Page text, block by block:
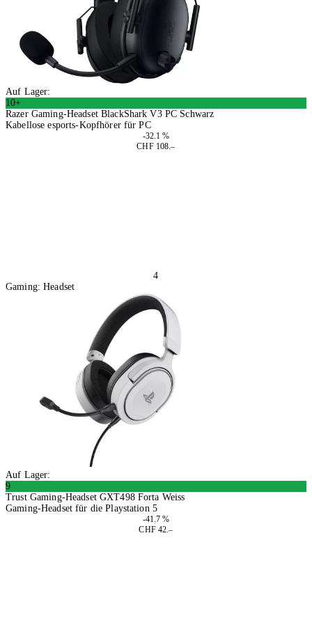
Auf Lager:
10+
Razer Gaming-Headset BlackShark V3 PC Schwarz
Kabellose esports-Kopfhörer für PC
-32.1 %
CHF 108.–
4
Gaming: Headset
Auf Lager:
9
Trust Gaming-Headset GXT498 Forta Weiss
Gaming-Headset für die Playstation 5
-41.7 %
CHF 42.–